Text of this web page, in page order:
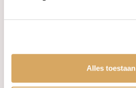
Alles toestaan